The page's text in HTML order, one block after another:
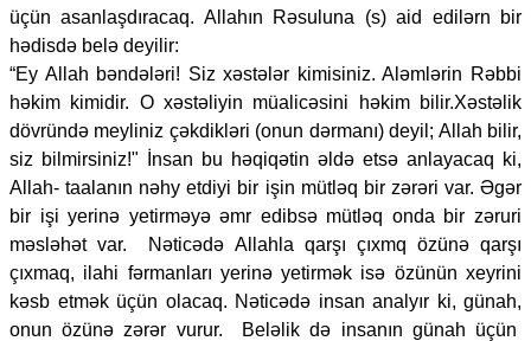
üçün asanlaşdıracaq. Allahın Rəsuluna (s) aid edilərn bir
hədisdə belə deyilir:
“Ey Allah bəndələri! Siz xəstələr kimisiniz. Aləmlərin Rəbbi
həkim kimidir. O xəstəliyin müalicəsini həkim bilir.Xəstəlik
dövründə meyliniz çəkdikləri (onun dərmanı) deyil; Allah bilir,
siz bilmirsiniz!" İnsan bu həqiqətin əldə etsə anlayacaq ki,
Allah- taalanın nəhy etdiyi bir işin mütləq bir zərəri var. Əgər
bir işi yerinə yetirməyə əmr edibsə mütləq onda bir zəruri
məsləhət var. Nəticədə Allahla qarşı çıxmq özünə qarşı
çıxmaq, ilahi fərmanları yerinə yetirmək isə özünün xeyrini
kəsb etmək üçün olacaq. Nəticədə insan analyır ki, günah,
onun özünə zərər vurur. Beləlik də insanın günah üçün